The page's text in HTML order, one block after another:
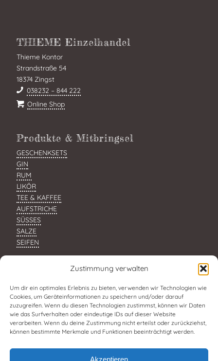
Zustimmung verwalten
Um dir ein optimales Erlebnis zu bieten, verwenden wir Technologien wie
Cookies, um Geräteinformationen zu speichern und/oder darauf
zuzugreifen. Wenn du diesen Technologien zustimmst, können wir Daten
wie das Surfverhalten oder eindeutige IDs auf dieser Website
verarbeiten. Wenn du deine Zustimmung nicht erteilst oder zurückziehst,
können bestimmte Merkmale und Funktionen beeinträchtigt werden.
Akzeptieren
THIEME Einzelhandel
Thieme Kontor
Strandstraße 54
18374 Zingst
038232 – 844 222
Online Shop
Produkte & Mitbringsel
GESCHENKSETS
GIN
RUM
LIKÖR
TEE & KAFFEE
AUFSTRICHE
SÜSSES
SALZE
SEIFEN